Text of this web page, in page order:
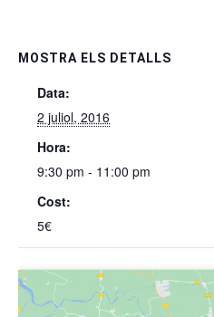
MOSTRA ELS DETALLS
Data:
2 juliol, 2016
Hora:
9:30 pm - 11:00 pm
Cost:
5€